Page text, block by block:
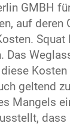
GMBH
auf
Das
Kosten
geltend
Mangels